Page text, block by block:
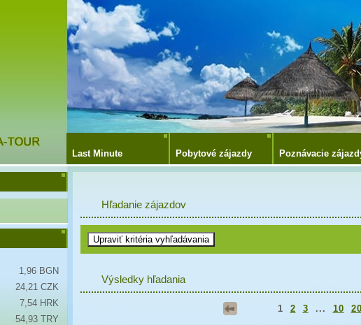
Last Minute Pobytové zájazdy Poznávacie
Hľadanie zájazdov
Výsledky hľadania
1 2 3 ... 10 20
1,96 BGN
24,21 CZK
7,54 HRK
54,93 TRY